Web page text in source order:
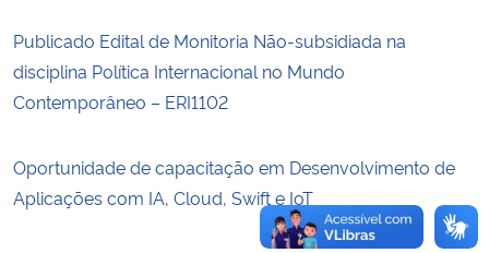
Advocacia-Geral da União
Planalto
Publicado Edital de Monitoria Não-subsidiada na
disciplina Política Internacional no Mundo
Contemporâneo – ERI1102
Oportunidade de capacitação em Desenvolvimento de
Aplicações com IA, Cloud, Swift e IoT